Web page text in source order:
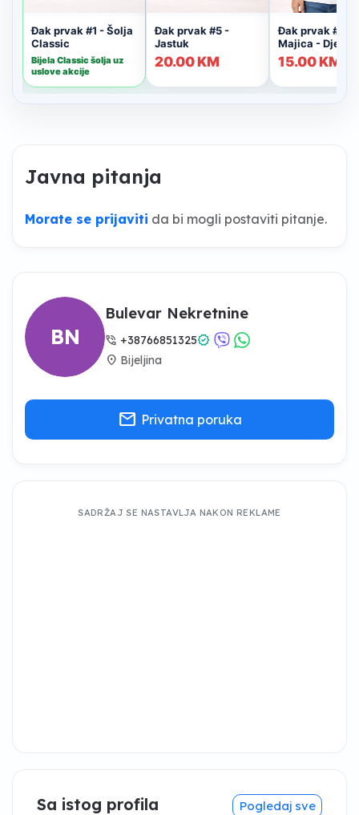
Javna pitanja
Morate se prijaviti da bi mogli postaviti pitanje.
BN
Bulevar Nekretnine
phone_in_talk +38766851325verified
location_on Bijeljina
mail Privatna poruka
SADRŽAJ SE NASTAVLJA NAKON REKLAME
Sa istog profila Pogledaj sve